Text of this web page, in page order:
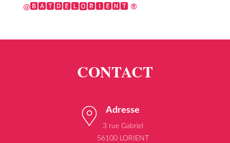
@🅱🅰🆃🅳🅴🅻🅾🆁🅸🅴🅽🆃 ®
Adresse
3 rue Gabriel
56100 LORIENT